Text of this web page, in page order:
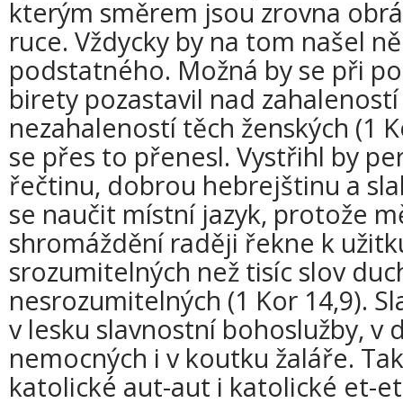
kterým směrem jsou zrovna
ruce. Vždycky by na tom našel
podstatného. Možná by se při
birety pozastavil nad
nezahaleností těch ženských (1
se přes to přenesl. Vystřihl by
řečtinu, dobrou hebrejštinu a
se naučit místní jazyk, protože
shromáždění raději řekne k
srozumitelných než tisíc slov
nesrozumitelných (1 Kor 14,9).
v lesku slavnostní bohoslužby, v
nemocných i v koutku žaláře.
katolické aut-aut i katolické et-